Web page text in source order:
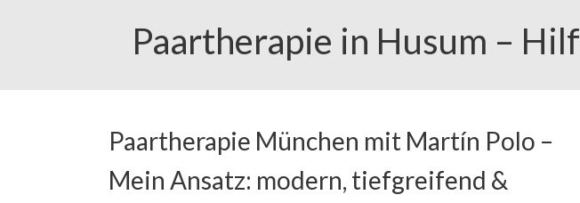
Paartherapie in Husum –
Paartherapie München mit Martín Polo –
Mein Ansatz: modern, tiefgreifend &